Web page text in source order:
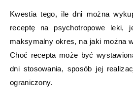
Kwestia tego, ile dni można
receptę na psychotropowe leki,
maksymalny okres, na jaki można
Choć recepta może być
dni stosowania, sposób jej
ograniczony.